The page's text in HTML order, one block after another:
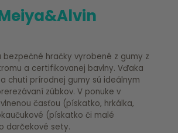
bezpečné hračky vyrobené z gumy z
a certifikovanej bavlny. Vďaka
chuti prírodnej gumy sú ideálnym
zúbkov. V ponuke v
časťou (pískatko, hrkálka,
(pískatko či malé
darčekové sety.